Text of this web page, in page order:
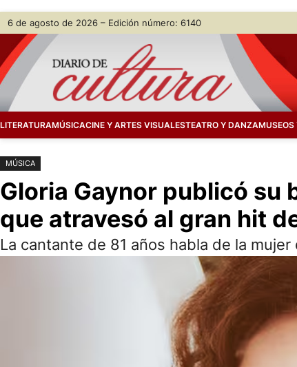
Saltar
contenido
Skip
content
6 de agosto de 2026 – Edición número: 6140
LITERATURAMÚSICACINE Y ARTES VISUALESTEATRO Y DANZAMUSEOS
MÚSICA
Gloria Gaynor publicó su
que atravesó al gran hit
La cantante de 81 años habla de la